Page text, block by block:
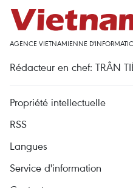
AGENCE VIETNAMIENNE
Rédacteur en chef: TRÂN
Propriété intellectuelle
RSS
Langues
Service d'information